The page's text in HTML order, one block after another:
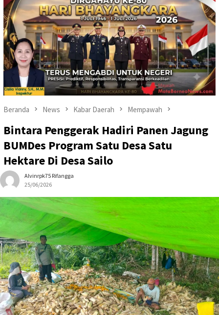
Beranda News Kabar Daerah Mempawah
Bintara Penggerak Hadiri Panen Jagung
BUMDes Program Satu Desa Satu
Hektare Di Desa Sailo
Alvinrpk75 Rifangga
25/06/2026